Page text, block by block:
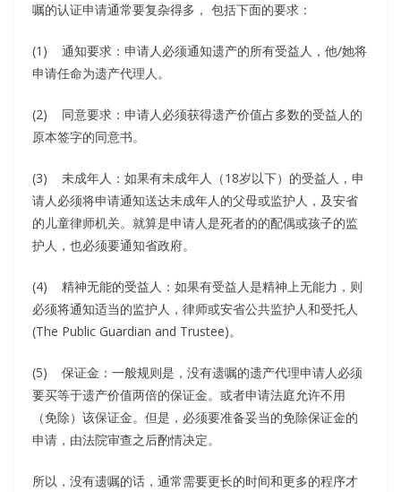
嘱的认证申请通常要复杂得多， 包括下面的要求：
(1) 通知要求：申请人必须通知遗产的所有受益人，他/她将
申请任命为遗产代理人。
(2) 同意要求：申请人必须获得遗产价值占多数的受益人的
原本签字的同意书。
(3) 未成年人：如果有未成年人（18岁以下）的受益人，申
请人必须将申请通知送达未成年人的父母或监护人，及安省
的儿童律师机关。就算是申请人是死者的的配偶或孩子的监
护人，也必须要通知省政府。
(4) 精神无能的受益人：如果有受益人是精神上无能力，则
必须将通知适当的监护人，律师或安省公共监护人和受托人
(The Public Guardian and Trustee)。
(5) 保证金：一般规则是，没有遗嘱的遗产代理申请人必须
要买等于遗产价值两倍的保证金。或者申请法庭允许不用
（免除）该保证金。但是，必须要准备妥当的免除保证金的
申请，由法院审查之后酌情决定。
所以，没有遗嘱的话，通常需要更长的时间和更多的程序才